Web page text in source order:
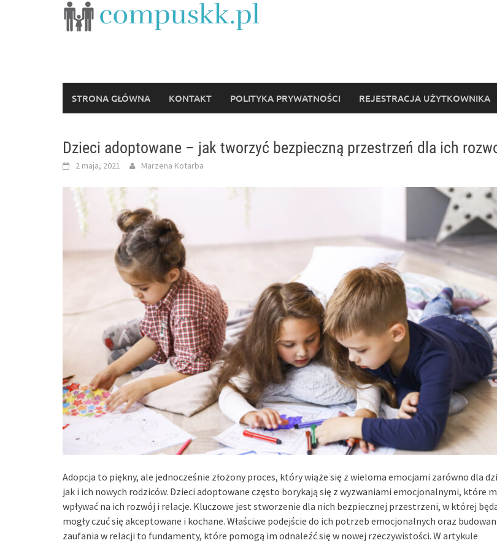
STRONA GŁÓWNA KONTAKT POLITYKA PRYWATNOŚCI REJESTRACJA UŻYTKOWNIKA
Dzieci adoptowane – jak tworzyć bezpieczną przestrzeń dla ich
2 maja, 2021 Marzena Kotarba
Adopcja to piękny, ale jednocześnie złożony proces, który wiąże się z wieloma emocjami zarówno dla
jak i ich nowych rodziców. Dzieci adoptowane często borykają się z wyzwaniami emocjonalnymi, które
wpływać na ich rozwój i relacje. Kluczowe jest stworzenie dla nich bezpiecznej przestrzeni, w której
mogły czuć się akceptowane i kochane. Właściwe podejście do ich potrzeb emocjonalnych oraz
zaufania w relacji to fundamenty, które pomogą im odnaleźć się w nowej rzeczywistości. W artykule